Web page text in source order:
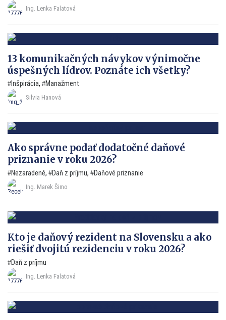
Ing. Lenka Falatová
13 komunikačných návykov výnimočne
úspešných lídrov. Poznáte ich všetky?
Inšpirácia, Manažment
Silvia Hanová
Ako správne podať dodatočné daňové
priznanie v roku 2026?
Nezaradené, Daň z príjmu, Daňové priznanie
Ing. Marek Šimo
Kto je daňový rezident na Slovensku a ako
riešiť dvojitú rezidenciu v roku 2026?
Daň z príjmu
Ing. Lenka Falatová